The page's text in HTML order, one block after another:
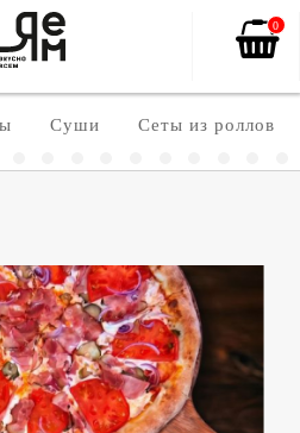
0
Суши Сеты из роллов